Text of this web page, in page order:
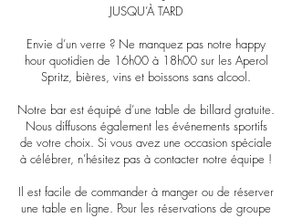
JUSQU’À TARD
Envie d’un verre ? Ne manquez pas notre happy
hour quotidien de 16h00 à 18h00 sur les Aperol
Spritz, bières, vins et boissons sans alcool.
Notre bar est équipé d’une table de billard gratuite.
Nous diffusons également les événements sportifs
de votre choix. Si vous avez une occasion spéciale
à célébrer, n’hésitez pas à contacter notre équipe !
Il est facile de commander à manger ou de réserver
une table en ligne. Pour les réservations de groupe